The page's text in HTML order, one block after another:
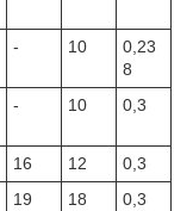
- 10
0,23
8
- 10 0,3
16 12
0,3
19 18 0,3